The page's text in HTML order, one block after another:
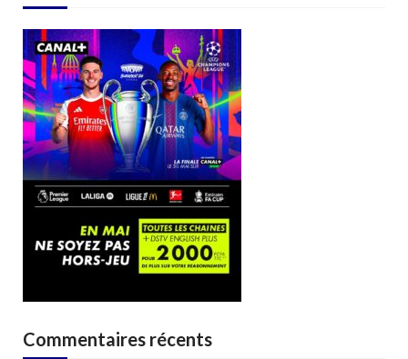
Commentaires récents